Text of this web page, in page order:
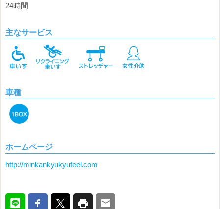
24時間
主なサービス
車種
ホームページ
http://minkankyukyufeel.com